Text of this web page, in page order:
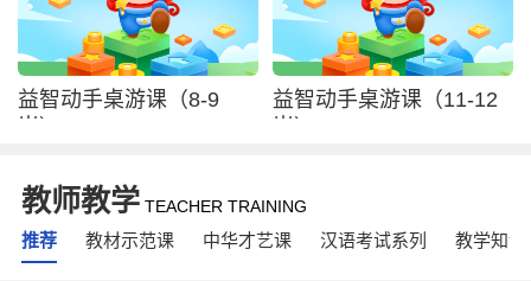
益智动手桌游课（8-9
益智动手桌游课（11-12
教师教学 TEACHER TRAINING
推荐 教材示范课 中华才艺课 汉语考试系列 教学知识